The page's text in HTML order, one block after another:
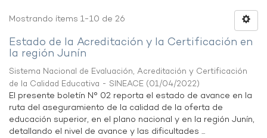
Mostrando ítems 1-10 de 26
Estado de la Acreditación y la Certificación en
la región Junín
Sistema Nacional de Evaluación, Acreditación y Certificación
de la Calidad Educativa - SINEACE (01/04/2022)
El presente boletín N° 02 reporta el estado de avance en la
ruta del aseguramiento de la calidad de la oferta de
educación superior, en el plano nacional y en la región Junín,
detallando el nivel de avance y las dificultades ...